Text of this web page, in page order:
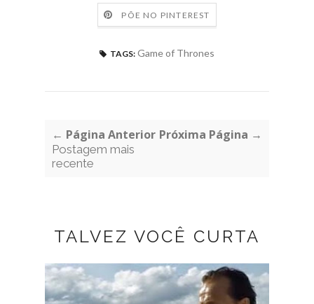
PÕE NO PINTEREST
TAGS: Game of Thrones
← Página Anterior
Postagem mais
recente
Próxima Página →
TALVEZ VOCÊ CURTA